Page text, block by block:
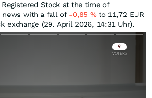
Registered Stock at the time of
news with a fall of -0,85 %to 11,72 EUR
exchange (29. April 2026, 14:31 Uhr).